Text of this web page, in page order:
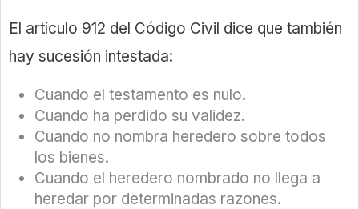
El artículo 912 del Código Civil dice que también
hay sucesión intestada:
Cuando el testamento es nulo.
Cuando ha perdido su validez.
Cuando no nombra heredero sobre todos
los bienes.
Cuando el heredero nombrado no llega a
heredar por determinadas razones.